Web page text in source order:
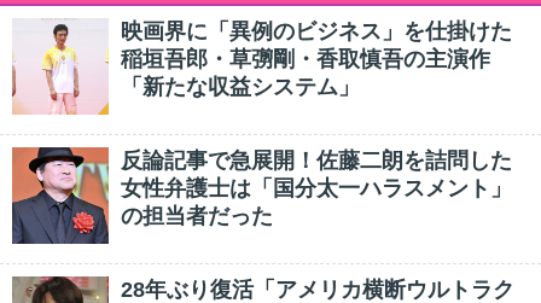
映画界に「異例のビジネス」を仕掛けた
稲垣吾郎・草彅剛・香取慎吾の主演作
「新たな収益システム」
反論記事で急展開！佐藤二朗を詰問した
女性弁護士は「国分太一ハラスメント」
の担当者だった
28年ぶり復活「アメリカ横断ウルトラク